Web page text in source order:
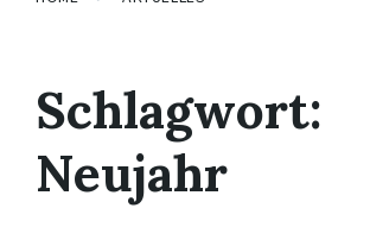
Schlagwort:
Neujahr